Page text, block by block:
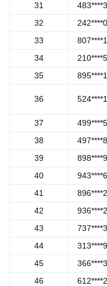
31
32
33
34
35
36
37
38
39
40
41
42
43
44
45
46